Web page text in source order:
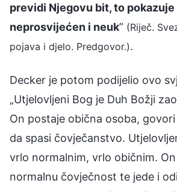
previdi Njegovu bit, to
neprosvijećen i neuk” (Riječ.
pojava i djelo. Predgovor.).
Decker je potom podijelio ovo
„Utjelovljeni Bog je Duh Božji
On postaje obična osoba,
da spasi čovječanstvo.
vrlo normalnim, vrlo običnim.
normalnu čovječnost te jede i